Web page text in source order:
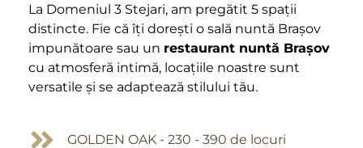
La Domeniul 3 Stejari, am pregătit 5 spații
distincte. Fie că îți dorești o sală nuntă Brașov
impunătoare sau un restaurant nuntă Brașov
cu atmosferă intimă, locațiile noastre sunt
versatile și se adaptează stilului tău.
GOLDEN OAK - 230 - 390 de locuri